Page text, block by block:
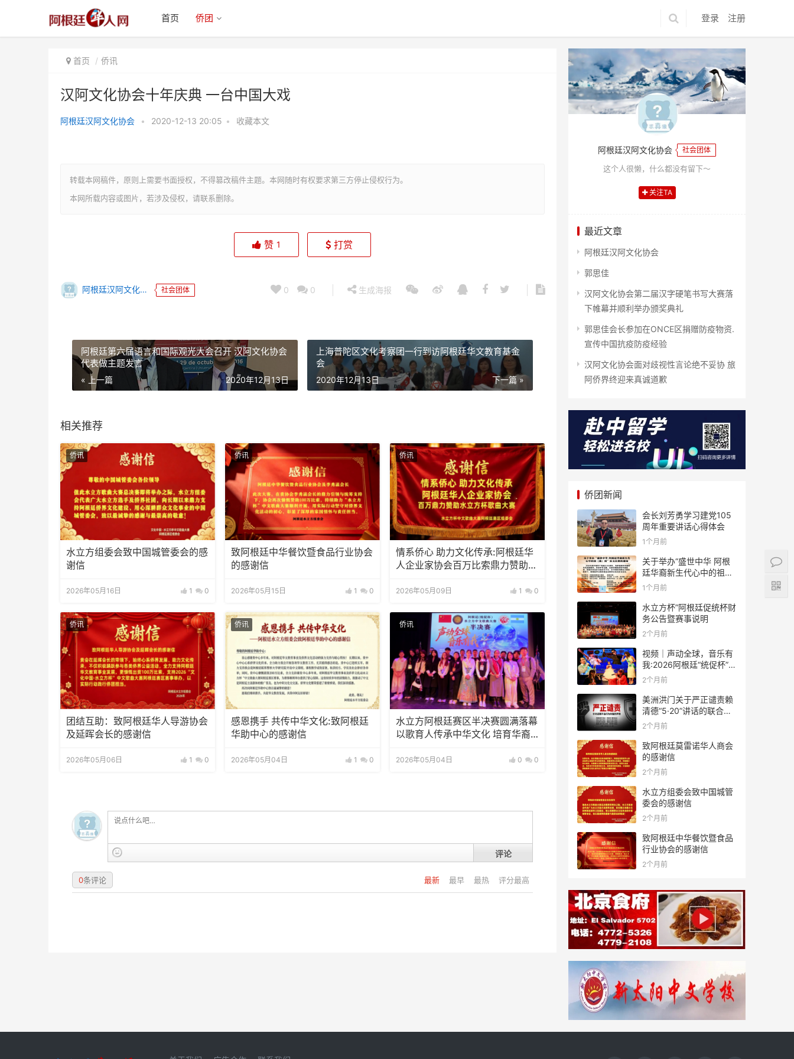
登录 注册
首页 侨团
首页 侨讯
汉阿文化协会十年庆典 一台中国大戏
阿根廷汉阿文化协会 • 2020-12-13 20:05 • 收藏本文
转载本网稿件，原则上需要书面授权，不得篡改稿件主题。本网随时有权要求第三方停止侵权行为。
本网所载内容或图片，若涉及侵权，请联系删除。
赞 1 打赏
阿根廷汉阿文化协会 社会团体 0 0 生成海报
阿根廷第六届语言和国际观光大会召开 汉阿文化协会
代表做主题发言
« 上一篇 2020年12月13日
上海普陀区文化考察团一行到访阿根廷华文教育基金
会
下一篇 »
2020年12月13日
相关推荐
侨讯
水立方组委会致中国城管委会的感
谢信
2026年05月16日 1 0
侨讯
致阿根廷中华餐饮暨食品行业协会
的感谢信
2026年05月15日 1 0
侨讯
情系侨心 助力文化传承:阿根廷华
人企业家协会百万比索鼎力赞助水
2026年05月09日 1 0
侨讯
团结互助：致阿根廷华人导游协会
及延晖会长的感谢信
2026年05月06日 1 0
侨讯
感恩携手 共传中华文化:致阿根廷
华助中心的感谢信
2026年05月04日 1 0
侨讯
水立方阿根廷赛区半决赛圆满落幕
以歌育人传承中华文化 培育华裔
2026年05月04日 0 0
评论
最新 最早 最热 评分最高
0条评论
阿根廷汉阿文化协会 社会团体
这个人很懒，什么都没有留下～
关注TA
最近文章
阿根廷汉阿文化协会
郭思佳
汉阿文化协会第二届汉字硬笔书写大赛落
下帷幕并顺利举办颁奖典礼
郭思佳会长参加在ONCE区捐赠防疫物资.
宣传中国抗疫防疫经验
汉阿文化协会面对歧视性言论绝不妥协 旅
阿侨界终迎来真诚道歉
侨团新闻
会长刘芳勇学习建党105
周年重要讲话心得体会
1个月前
关于举办“盛世中华 阿根
廷华裔新生代心中的祖
(籍)国”征文比赛的通知
1个月前
水立方杯”阿根廷促统杯财
务公告暨赛事说明
2个月前
视频｜声动全球，音乐有
我:2026阿根廷“统促杯”水
立方中文歌曲大赛总决赛
2个月前
美洲洪门关于严正谴责赖
清德“5·20”讲话的联合声
明
2个月前
致阿根廷莫雷诺华人商会
的感谢信
2个月前
水立方组委会致中国城管
委会的感谢信
2个月前
致阿根廷中华餐饮暨食品
行业协会的感谢信
2个月前